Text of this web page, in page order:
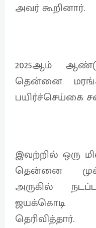
அவர் கூறினார்.
2025ஆம்
தென்னை
பயிர்ச்செய்கை
இவற்றில் ஒரு
தென்னை
அருகில்
ஜயக்கொடி
தெரிவித்தார்.